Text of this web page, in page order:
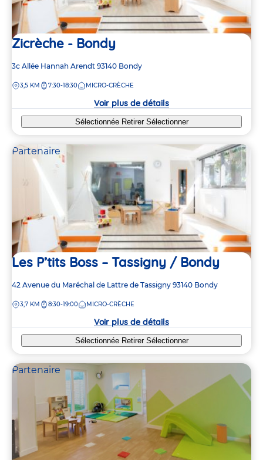
Zicrèche - Bondy
Adresse
la
3c Allée Hannah Arendt 93140 Bondy
DISTANCE
3,5 KM 7:30-18:30 MICRO-CRÈCHE
Voir plus de détails
Sélectionnée Retirer Sélectionner
Partenaire
Les P’tits Boss – Tassigny / Bondy
Adresse
la
42 Avenue du Maréchal de Lattre de Tassigny 93140 Bondy
DISTANCE
3,7 KM 8:30-19:00 MICRO-CRÈCHE
Voir plus de détails
Sélectionnée Retirer Sélectionner
Partenaire